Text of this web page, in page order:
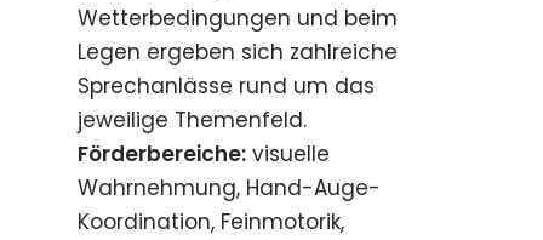
Wetterbedingungen und beim
Legen ergeben sich zahlreiche
Sprechanlässe rund um das
jeweilige Themenfeld.
Förderbereiche: visuelle
Wahrnehmung, Hand-Auge-
Koordination, Feinmotorik,